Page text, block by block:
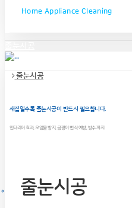
Home Appliance Cleaning
줄눈시공
새집일수록 줄눈시공이 반드시 필요합니다.
인터리어 효과, 오염물 방지, 곰팡이 번식 예방, 방수 까지
줄눈시공